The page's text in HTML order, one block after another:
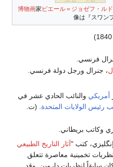
博物画家 ピエール＝ジョゼフ・ル
像は『スワン
فرنسي.
، جنرال ورجل دولة فرنسي.
أمريكي والنائب الحادي عشر في
رئيس الولايات المتحدة. (ت.
وكاتب بريطاني.
كتب "آثار التاريخ الطبيعي
نظريات تخمينية معاصرة تتعلق
سابقاً لنظريات داروين. وقد